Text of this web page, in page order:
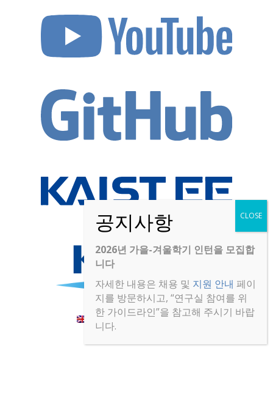
2026년 가을-겨울학기 인턴을 모집합
니다
자세한 내용은 채용 및 지원 안내 페이
지를 방문하시고, “연구실 참여를 위
한 가이드라인”을 참고해 주시기 바랍
니다.
English ( 영어) 한국어